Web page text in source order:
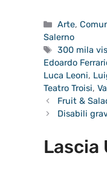
Categorie
Arte,
Salerno
Tag
300 mila
Edoardo
Luca Leoni,
Teatro Troisi,
Fruit &
Disabili
Lascia